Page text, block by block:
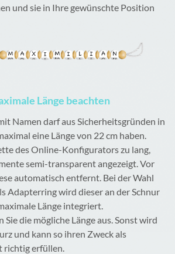
und sie in Ihre gewünschte Position
Länge beachten
Namen darf aus Sicherheitsgründen in
eine Länge von 22 cm haben.
des Online-Konfigurators zu lang,
semi-transparent angezeigt. Vor
automatisch entfernt. Bei der Wahl
Adapterring wird dieser an der Schnur
Länge integriert.
die mögliche Länge aus. Sonst wird
und kann so ihren Zweck als
richtig erfüllen.